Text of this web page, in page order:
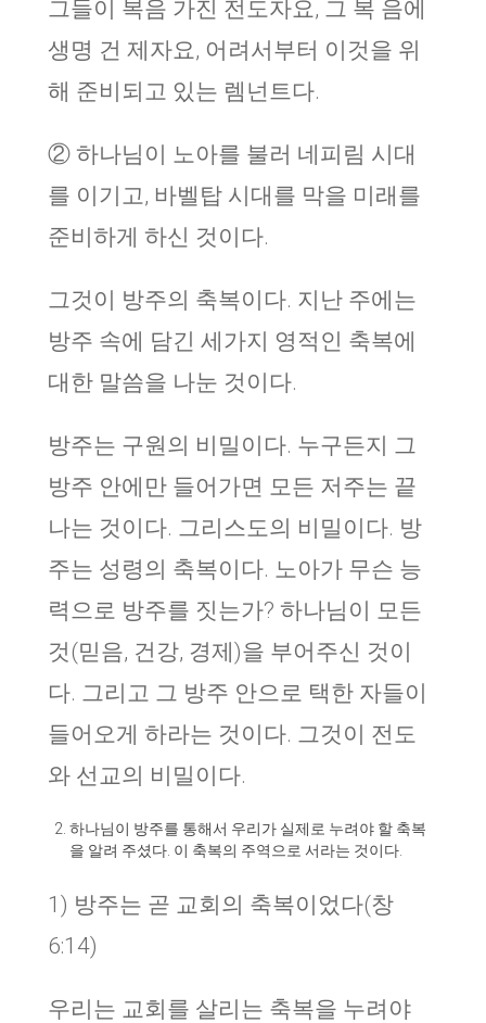
그들이 복음 가진 전도자요, 그 복 음에
생명 건 제자요, 어려서부터 이것을 위
해 준비되고 있는 렘넌트다.
② 하나님이 노아를 불러 네피림 시대
를 이기고, 바벨탑 시대를 막을 미래를
준비하게 하신 것이다.
그것이 방주의 축복이다. 지난 주에는
방주 속에 담긴 세가지 영적인 축복에
대한 말씀을 나눈 것이다.
방주는 구원의 비밀이다. 누구든지 그
방주 안에만 들어가면 모든 저주는 끝
나는 것이다. 그리스도의 비밀이다. 방
주는 성령의 축복이다. 노아가 무슨 능
력으로 방주를 짓는가? 하나님이 모든
것(믿음, 건강, 경제)을 부어주신 것이
다. 그리고 그 방주 안으로 택한 자들이
들어오게 하라는 것이다. 그것이 전도
와 선교의 비밀이다.
하나님이 방주를 통해서 우리가 실제로 누려야 할 축복
을 알려 주셨다. 이 축복의 주역으로 서라는 것이다.
1) 방주는 곧 교회의 축복이었다(창
6:14)
우리는 교회를 살리는 축복을 누려야